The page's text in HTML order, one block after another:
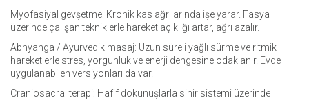
Myofasiyal gevşetme: Kronik kas ağrılarında işe yarar. Fasya
üzerinde çalışan tekniklerle hareket açıklığı artar, ağrı azalır.
Abhyanga / Ayurvedik masaj: Uzun süreli yağlı sürme ve ritmik
hareketlerle stres, yorgunluk ve enerji dengesine odaklanır. Evde
uygulanabilen versiyonları da var.
Craniosacral terapi: Hafif dokunuşlarla sinir sistemi üzerinde